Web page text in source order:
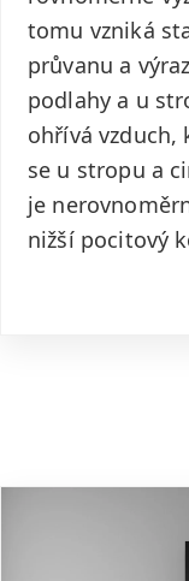
tomu vzniká
průvanu a
podlahy a u
ohřívá vzduch,
se u stropu a
je
nižší pocitový